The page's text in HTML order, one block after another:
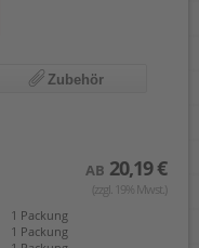
Zubehör
AB 20,19 €
(zzgl. 19% Mwst.)
1 Packung
1 Packung